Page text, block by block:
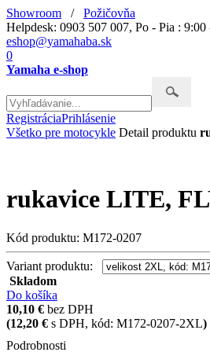
Showroom / Požičovňa
Helpdesk: 0903 507 007, Po - Pia : 9:00
eshop@yamahaba.sk
0
Yamaha e-shop
RegistráciaPrihlásenie
Všetko pre motocykle Detail produktu
rukavice LITE,
Kód produktu: M172-0207
Variant produktu:
Skladom
Do košíka
10,10 € bez DPH
(12,20 € s DPH, kód: M172-0207-2XL)
Podrobnosti